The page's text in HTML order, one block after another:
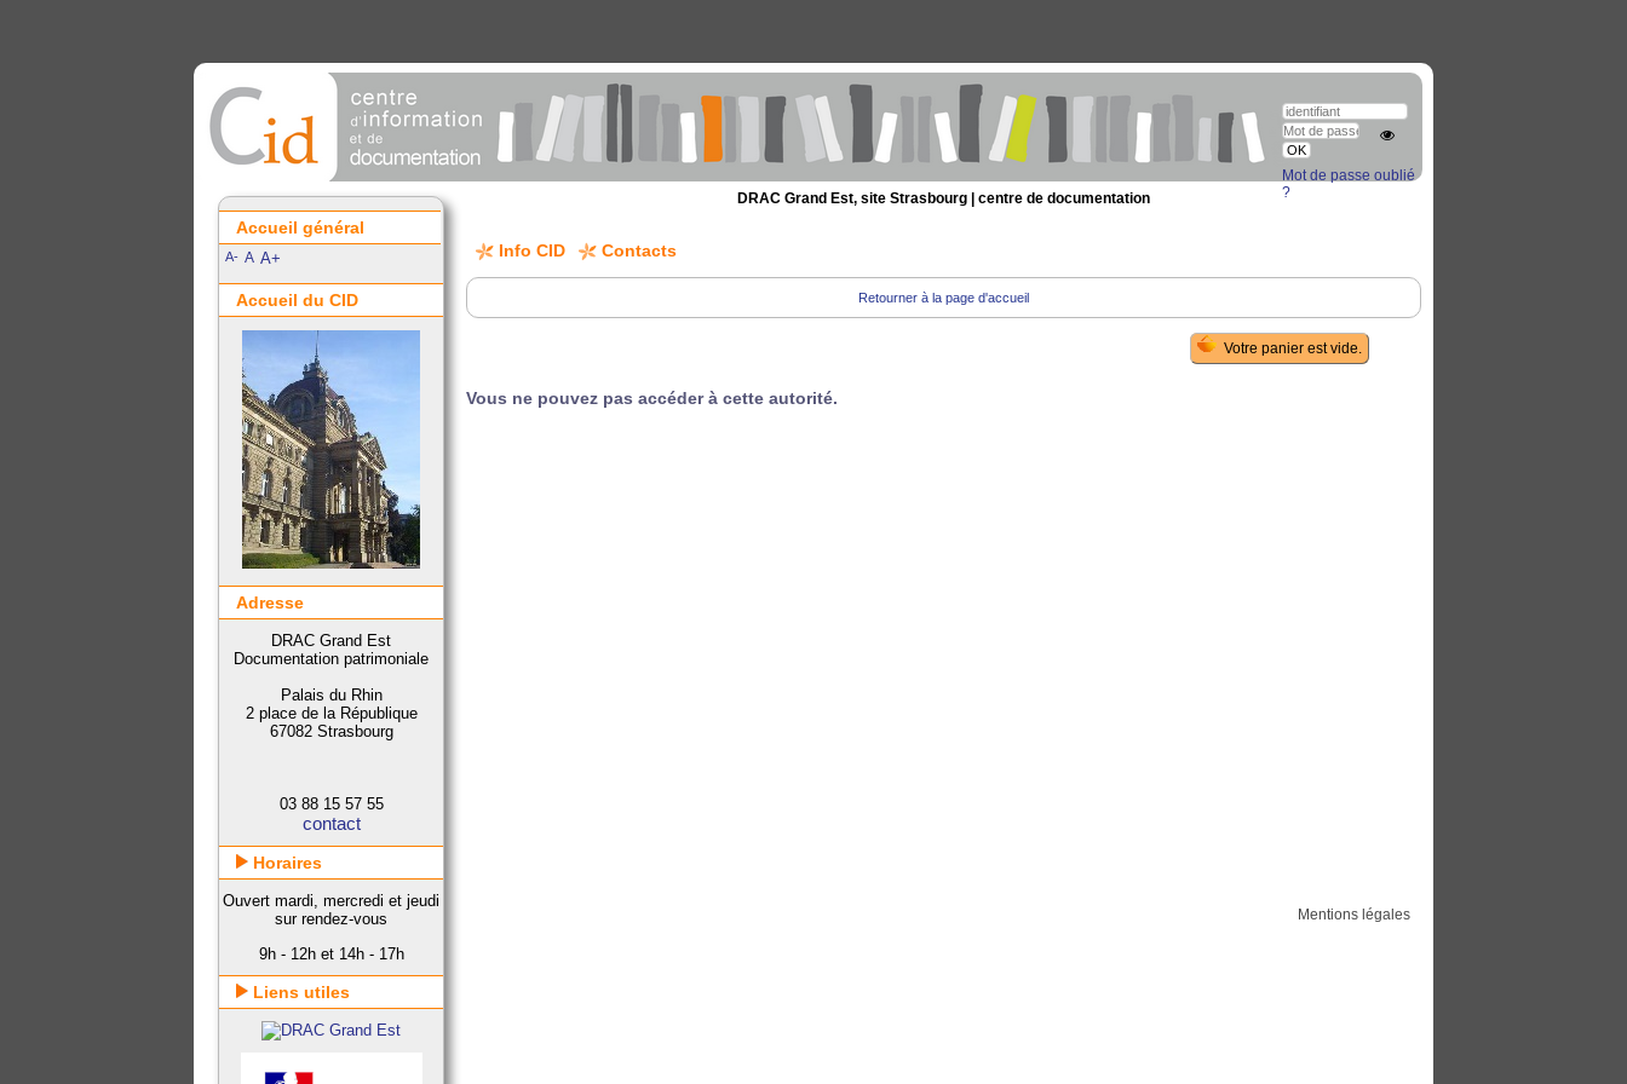
DRAC Grand Est, site Strasbourg | centre de documentation
Info CID Contacts
Retourner à la page d'accueil
Vous ne pouvez pas accéder à cette autorité.
Mentions légales
Accueil général
A- A A+
Accueil du CID
Mot de passe oublié
?
Adresse
DRAC Grand Est
Documentation patrimoniale
Palais du Rhin
2 place de la République
67082 Strasbourg
03 88 15 57 55
contact
Horaires
Ouvert mardi, mercredi et jeudi
sur rendez-vous
9h - 12h et 14h - 17h
Liens utiles